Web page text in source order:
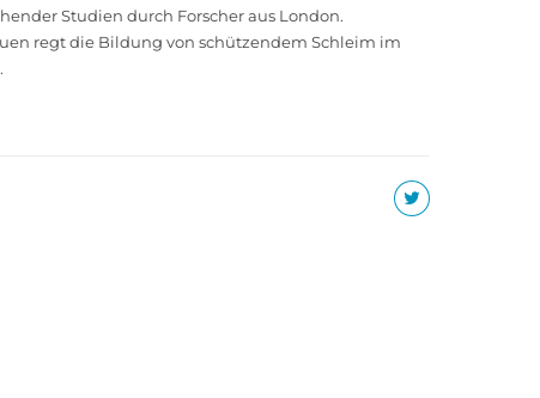
Studien durch Forscher aus London.
regt die Bildung von schützendem Schleim im